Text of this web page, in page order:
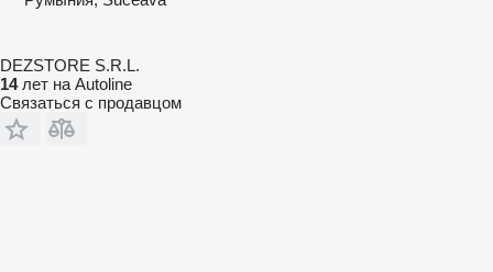
DEZSTORE S.R.L.
14лет на Autoline
Связаться с продавцом